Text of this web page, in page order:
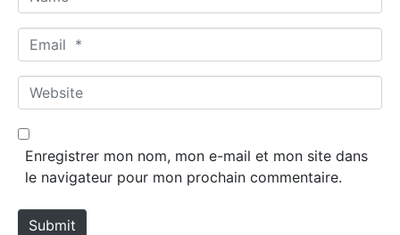
a
m
*
m
a
*
W
e
b
e
Enregistrer mon nom, mon e-mail et mon site dans
le navigateur pour mon prochain commentaire.
Submit